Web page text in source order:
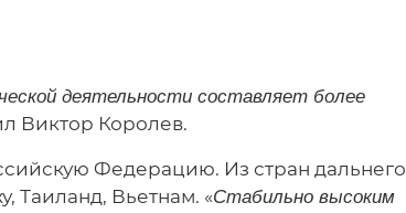
деятельности составляет более
Виктор Королев.
Федерацию. Из стран дальнего
Таиланд, Вьетнам. «Стабильно высоким